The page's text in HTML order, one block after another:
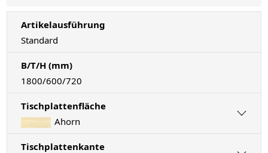
Artikelausführung
Standard
B/T/H (mm)
1800/600/720
Tischplattenfläche
Ahorn
Tischplattenkante